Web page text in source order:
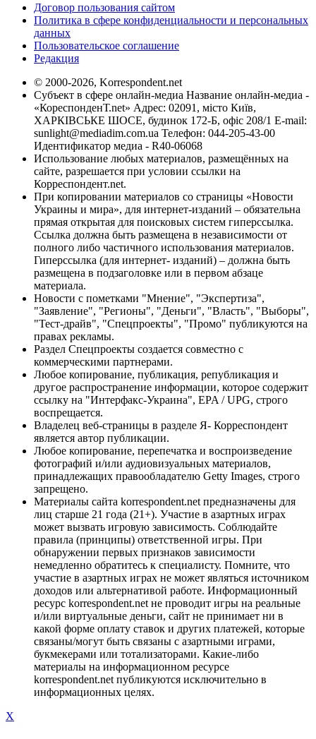
Договор пользования сайтом
Политика в сфере конфиденциальности и персональных
данных
Пользовательское соглашение
Редакция
© 2000-2026, Korrespondent.net
Субъект в сфере онлайн-медиа Название онлайн-медиа -
«КореспонденТ.net» Адрес: 02091, місто Київ,
ХАРКІВСЬКЕ ШОСЕ, будинок 172-Б, офіс 208/1 E-mail:
sunlight@mediadim.com.ua Телефон: 044-205-43-00
Идентификатор медиа - R40-06068
Использование любых материалов, размещённых на
сайте, разрешается при условии ссылки на
Корреспондент.net.
При копировании материалов со страницы «Новости
Украины и мира», для интернет-изданий – обязательна
прямая открытая для поисковых систем гиперссылка.
Ссылка должна быть размещена в независимости от
полного либо частичного использования материалов.
Гиперссылка (для интернет- изданий) – должна быть
размещена в подзаголовке или в первом абзаце
материала.
Новости с пометками "Мнение", "Экспертиза",
"Заявление", "Регионы", "Деньги", "Власть", "Выборы",
"Тест-драйв", "Спецпроекты", "Промо" публикуются на
правах рекламы.
Раздел Спецпроекты создается совместно с
коммерческими партнерами.
Любое копирование, публикация, републикация и
другое распространение информации, которое содержит
ссылку на "Интерфакс-Украина", EPA / UPG, строго
воспрещается.
Владелец веб-страницы в разделе Я- Корреспондент
является автор публикации.
Любое копирование, перепечатка и воспроизведение
фотографий и/или аудиовизуальных материалов,
принадлежащих правообладателю Getty Images, строго
запрещено.
Материалы сайта korrespondent.net предназначены для
лиц старше 21 года (21+). Участие в азартных играх
может вызвать игровую зависимость. Соблюдайте
правила (принципы) ответственной игры. При
обнаружении первых признаков зависимости
немедленно обратитесь к специалисту. Помните, что
участие в азартных играх не может являться источником
доходов или альтернативой работе. Информационный
ресурс korrespondent.net не проводит игры на реальные
и/или виртуальные деньги, сайт не принимает ни в
какой форме оплату ставок и других платежей, которые
связаны/могут быть связаны с азартными играми,
букмекерами или тотализаторами. Какие-либо
материалы на информационном ресурсе
korrespondent.net публикуются исключительно в
информационных целях.
X